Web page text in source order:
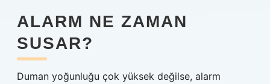
ALARM NE ZAMAN
SUSAR?
Duman yoğunluğu çok yüksek değilse, alarm